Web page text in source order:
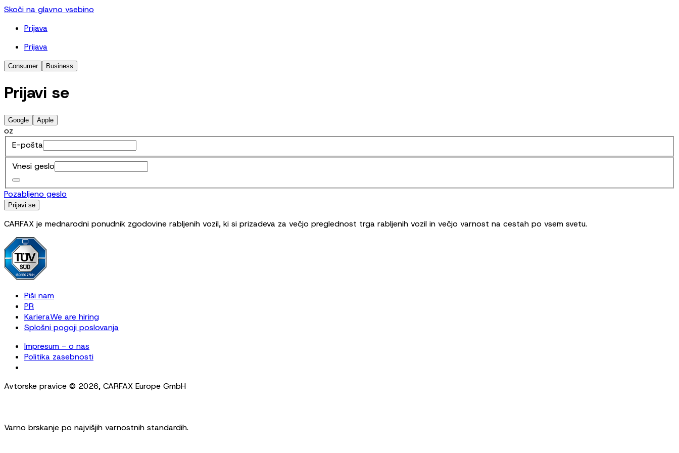
Skoči na glavno vsebino
Prijava
Prijava
Consumer Business
Prijavi se
Google Apple
oz
E-pošta
Vnesi geslo
Pozabljeno geslo
Prijavi se
CARFAX je mednarodni ponudnik zgodovine rabljenih vozil, ki si prizadeva za večjo preglednost trga rabljenih vozil in večjo varnost na cestah po vsem svetu.
Piši nam
PR
KarieraWe are hiring
Splošni pogoji poslovanja
Impresum - o nas
Politika zasebnosti
Avtorske pravice © 2026, CARFAX Europe GmbH
Varno brskanje po najvišjih varnostnih standardih.